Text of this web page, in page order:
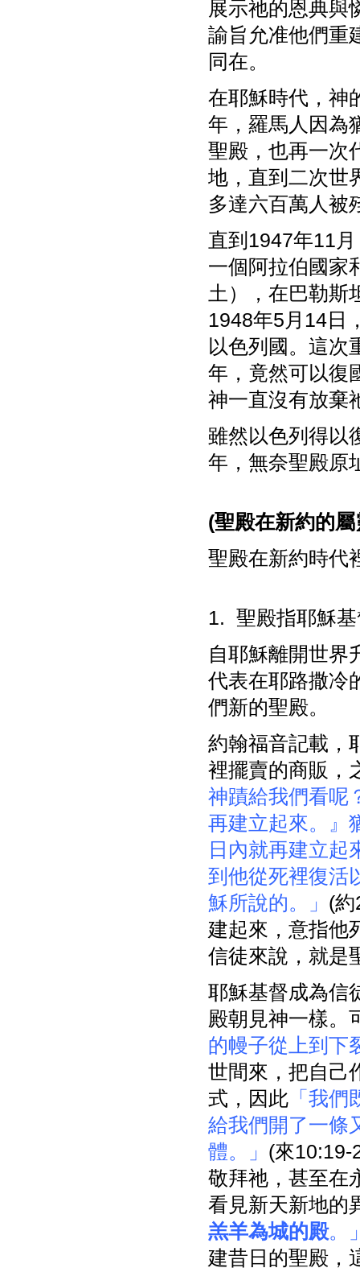
展示祂的恩典與
諭旨允准他們重
同在。
在耶穌時代，神
年，羅馬人因為
聖殿，也再一次
地，直到二次世
多達六百萬人被
直到1947年11
一個阿拉伯國家
土），在巴勒斯
1948年5月14日
以色列國。這次
年，竟然可以復
神一直沒有放棄
雖然以色列得以
年，無奈聖殿原
(聖殿在新約的
聖殿在新約時代
1. 聖殿指耶穌
自耶穌離開世界
代表在耶路撒冷
們新的聖殿。
約翰福音記載，
裡擺賣的商販，
神蹟給我們看呢
再建立起來。』
日內就再建立起
到他從死裡復活
穌所說的。」 (
建起來，意指他
信徒來說，就是
耶穌基督成為信
殿朝見神一樣。
的幔子從上到下
世間來，把自己
式，因此「我們
給我們開了一條
體。」 (來10:19-
敬拜祂，甚至在
看見新天新地的
羔羊為城的殿。
建昔日的聖殿，